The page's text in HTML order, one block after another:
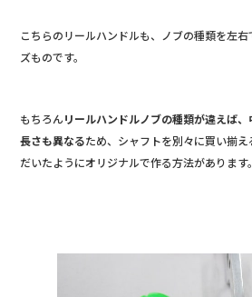
こちらのリールハンドルも、ノブの種類を左
ズものです。
もちろんリールハンドルノブの種類が違えば
長さも異なるため、シャフトを別々に買い揃
だいたようにオリジナルで作る方法があります。